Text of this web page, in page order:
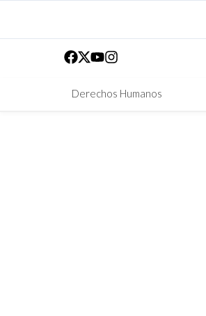
Derechos Humanos